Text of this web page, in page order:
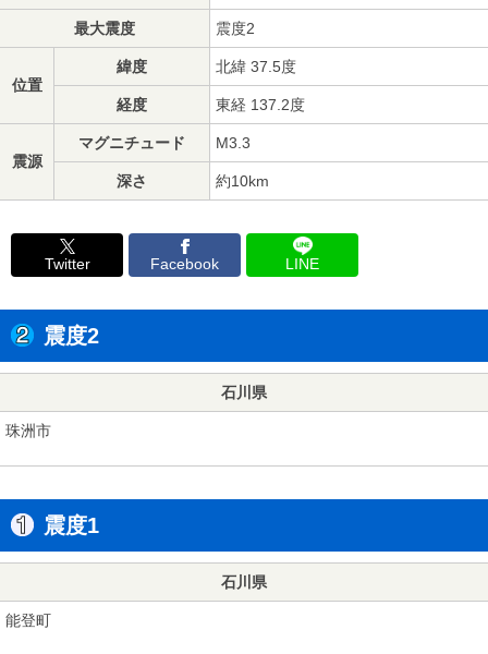
最大震度 震度2
位置
緯度 北緯 37.5度
経度 東経 137.2度
震源
マグニチュード M3.3
深さ 約10km
Twitter Facebook LINE
震度2
石川県
珠洲市
震度1
石川県
能登町